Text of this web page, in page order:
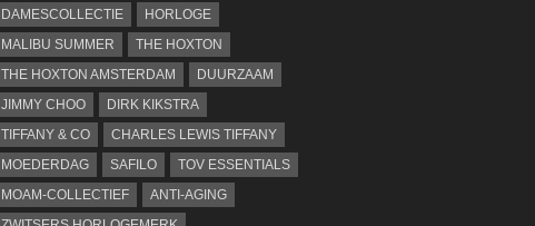
DAMESCOLLECTIE
HORLOGE
MALIBU SUMMER
THE HOXTON
THE HOXTON AMSTERDAM
DUURZAAM
JIMMY CHOO
DIRK KIKSTRA
TIFFANY & CO
CHARLES LEWIS TIFFANY
MOEDERDAG
SAFILO
TOV ESSENTIALS
MOAM-COLLECTIEF
ANTI-AGING